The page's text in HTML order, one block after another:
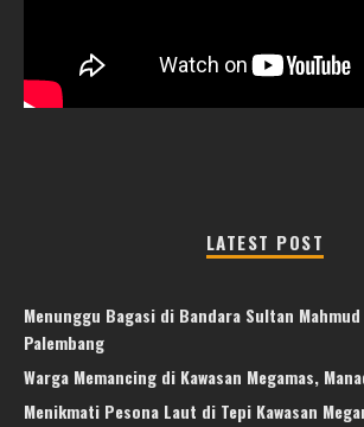
LATEST POST
Menunggu Bagasi di Bandara Sultan
Palembang
Warga Memancing di Kawasan Megamas,
Menikmati Pesona Laut di Tepi Kawasan